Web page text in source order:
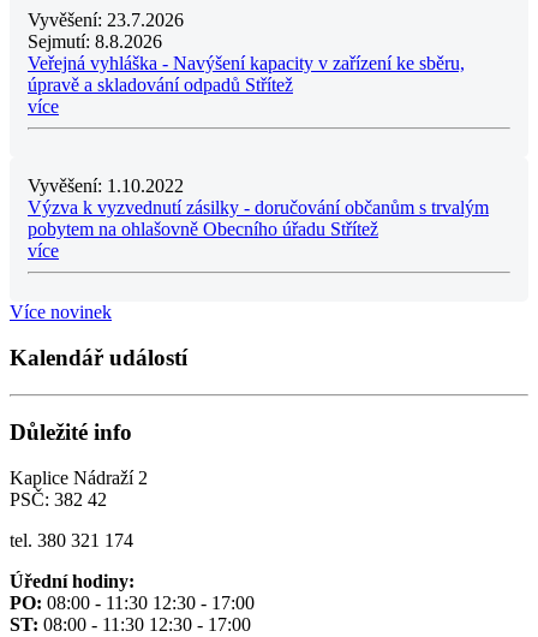
Vyvěšení: 23.7.2026
Sejmutí: 8.8.2026
Veřejná vyhláška - Navýšení kapacity v zařízení ke sběru,
úpravě a skladování odpadů Střítež
více
Vyvěšení: 1.10.2022
Výzva k vyzvednutí zásilky - doručování občanům s trvalým
pobytem na ohlašovně Obecního úřadu Střítež
více
Více novinek
Kalendář událostí
Důležité info
Kaplice Nádraží 2
PSČ: 382 42
tel. 380 321 174
Úřední hodiny:
PO: 08:00 - 11:30 12:30 - 17:00
ST: 08:00 - 11:30 12:30 - 17:00